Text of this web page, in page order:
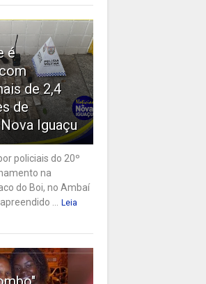
é
de 2,4
de
Iguaçu
policiais do 20º
na
do Boi, no Ambaí
...
Leia